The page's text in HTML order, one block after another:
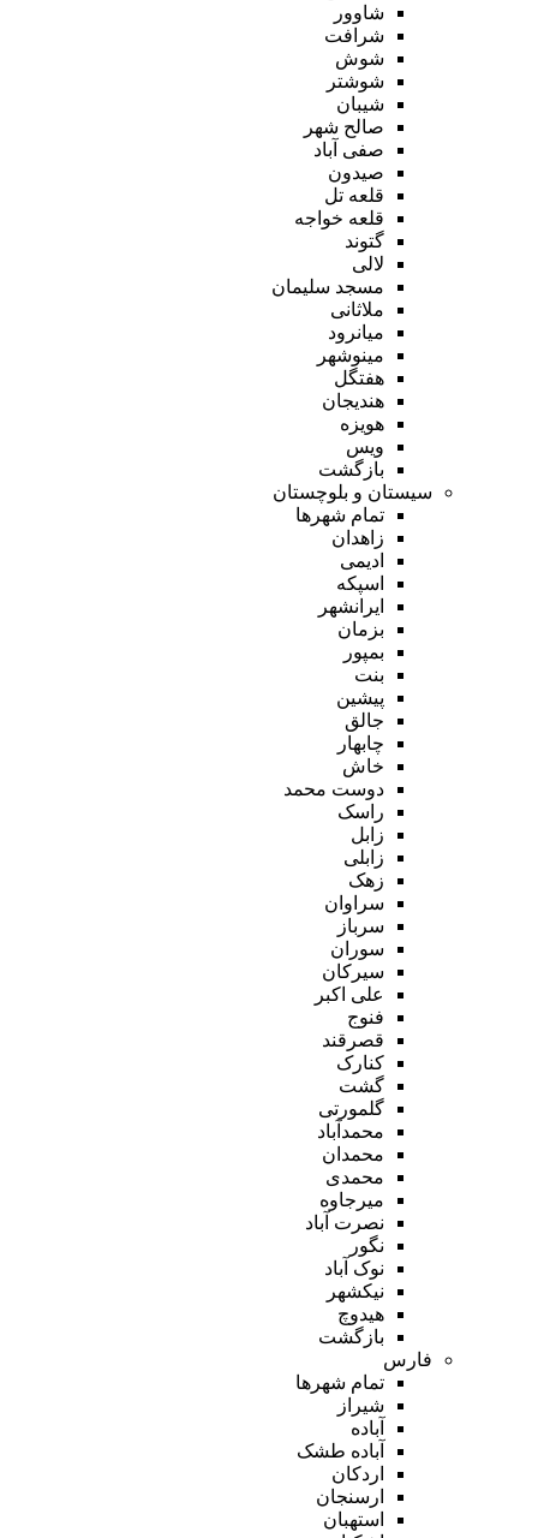
شاوور
شرافت
شوش
شوشتر
شیبان
صالح شهر
صفی آباد
صیدون
قلعه تل
قلعه خواجه
گتوند
لالی
مسجد سلیمان
ملاثانی
میانرود
مینوشهر
هفتگل
هندیجان
هویزه
ویس
بازگشت
سیستان و بلوچستان
تمام شهر‌ها
زاهدان
ادیمی
اسپکه
ایرانشهر
بزمان
بمپور
بنت
پیشین
جالق
چابهار
خاش
دوست محمد
راسک
زابل
زابلی
زهک
سراوان
سرباز
سوران
سیرکان
علی اکبر
فنوج
قصرقند
کنارک
گشت
گلمورتی
محمدآباد
محمدان
محمدی
میرجاوه
نصرت آباد
نگور
نوک آباد
نیکشهر
هیدوچ
بازگشت
فارس
تمام شهر‌ها
شیراز
آباده
آباده طشک
اردکان
ارسنجان
استهبان